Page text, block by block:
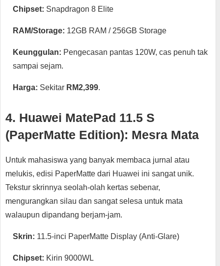
Chipset: Snapdragon 8 Elite
RAM/Storage: 12GB RAM / 256GB Storage
Keunggulan: Pengecasan pantas 120W, cas penuh tak
sampai sejam.
Harga: Sekitar RM2,399.
4. Huawei MatePad 11.5 S
(PaperMatte Edition): Mesra Mata
Untuk mahasiswa yang banyak membaca jurnal atau
melukis, edisi PaperMatte dari Huawei ini sangat unik.
Tekstur skrinnya seolah-olah kertas sebenar,
mengurangkan silau dan sangat selesa untuk mata
walaupun dipandang berjam-jam.
Skrin: 11.5-inci PaperMatte Display (Anti-Glare)
Chipset: Kirin 9000WL